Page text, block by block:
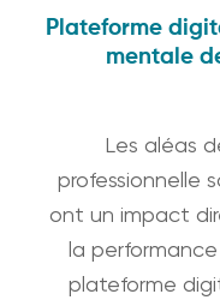
Plateforme
mentale
Les aléas
professionnelle
ont un impact
la
plateforme